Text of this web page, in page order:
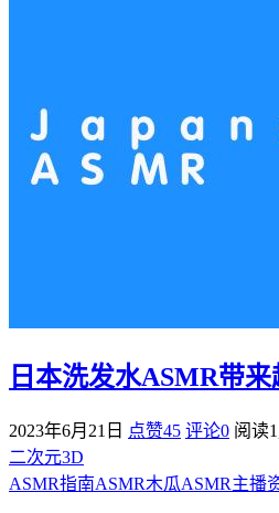
日本洗发水ASMR带
2023年6月21日 点赞45 评论0 阅读
二次元3D
ASMR指南ASMR木瓜ASMR主播